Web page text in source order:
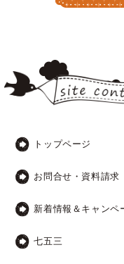
トップページ
お問合せ・資料請求
新着情報＆キャンペ
七五三